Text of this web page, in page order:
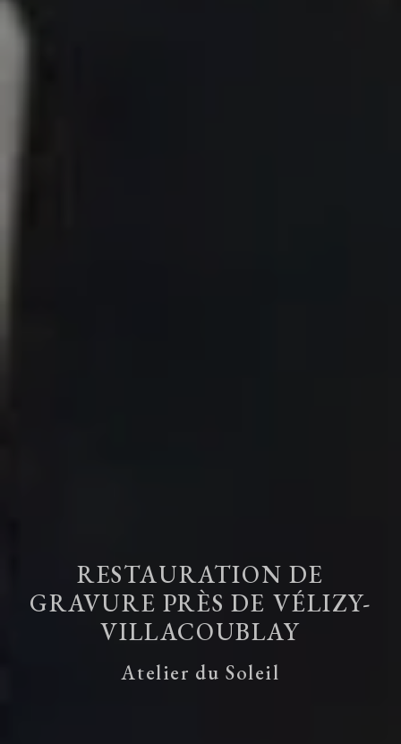
RESTAURATION DE
GRAVURE PRÈS DE VÉLIZY-
VILLACOUBLAY
Atelier du Soleil